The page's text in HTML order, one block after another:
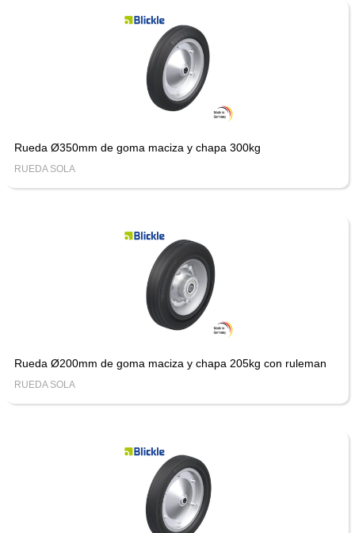
Rueda Ø350mm de goma maciza y chapa 300kg
RUEDA SOLA
Rueda Ø200mm de goma maciza y chapa 205kg con ruleman
RUEDA SOLA